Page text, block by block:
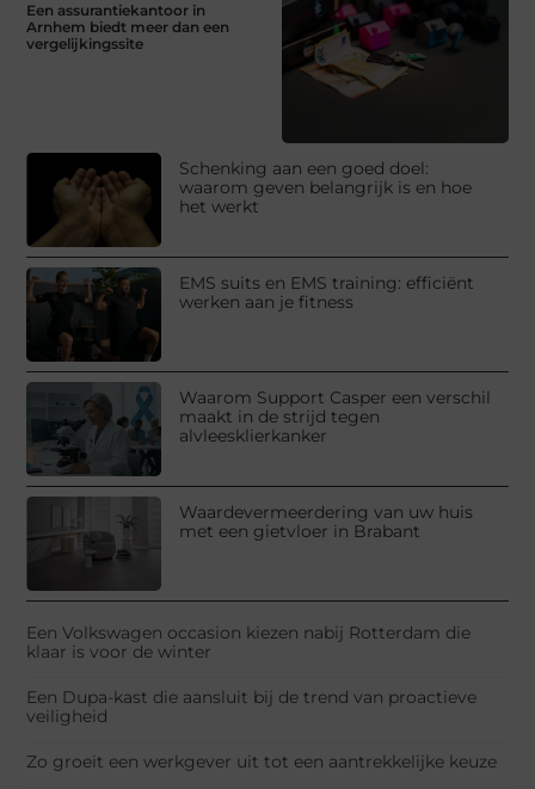
Een assurantiekantoor in
Arnhem biedt meer dan een
vergelijkingssite
Schenking aan een goed doel:
waarom geven belangrijk is en hoe
het werkt
EMS suits en EMS training: efficiënt
werken aan je fitness
Waarom Support Casper een verschil
maakt in de strijd tegen
alvleesklierkanker
Waardevermeerdering van uw huis
met een gietvloer in Brabant
Een Volkswagen occasion kiezen nabij Rotterdam die
klaar is voor de winter
Een Dupa-kast die aansluit bij de trend van proactieve
veiligheid
Zo groeit een werkgever uit tot een aantrekkelijke keuze